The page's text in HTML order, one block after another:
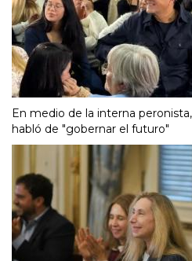
En medio de la interna
habló de "gobernar el futuro"